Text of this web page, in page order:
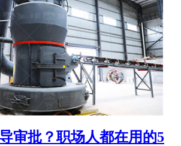
审批？职场人都在用的5